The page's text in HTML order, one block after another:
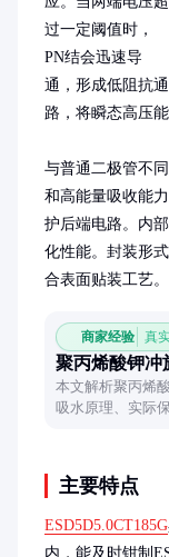
过一定阈值时，
PN结会迅速导
通，形成低阻抗通
路，将瞬态高压
与普通二极管不
和高能量吸收能
护后端电路。内
化性能。封装形
合表面贴装工艺。
商家经验 真
聚丙烯酸钾冲
本文解析聚丙烯
吸水原理、实际
主要特点
ESD5D5.0CT185G
内，能及时钳制